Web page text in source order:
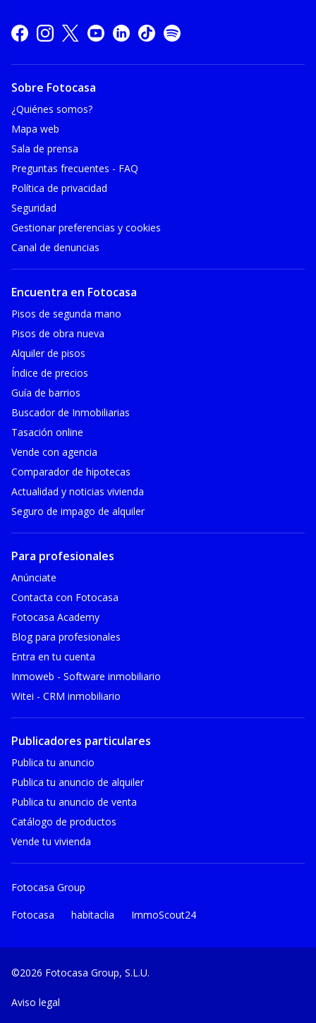
Sobre Fotocasa
¿Quiénes somos?
Mapa web
Sala de prensa
Preguntas frecuentes - FAQ
Política de privacidad
Seguridad
Gestionar preferencias y cookies
Canal de denuncias
Encuentra en Fotocasa
Pisos de segunda mano
Pisos de obra nueva
Alquiler de pisos
Índice de precios
Guía de barrios
Buscador de Inmobiliarias
Tasación online
Vende con agencia
Comparador de hipotecas
Actualidad y noticias vivienda
Seguro de impago de alquiler
Para profesionales
Anúnciate
Contacta con Fotocasa
Fotocasa Academy
Blog para profesionales
Entra en tu cuenta
Inmoweb - Software inmobiliario
Witei - CRM inmobiliario
Publicadores particulares
Publica tu anuncio
Publica tu anuncio de alquiler
Publica tu anuncio de venta
Catálogo de productos
Vende tu vivienda
Fotocasa Group
Fotocasa habitaclia ImmoScout24
©2026 Fotocasa Group, S.L.U.
Aviso legal